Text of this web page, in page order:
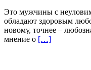
Это мужчины с
обладают здоровым
новому, точнее –
мнение о […]